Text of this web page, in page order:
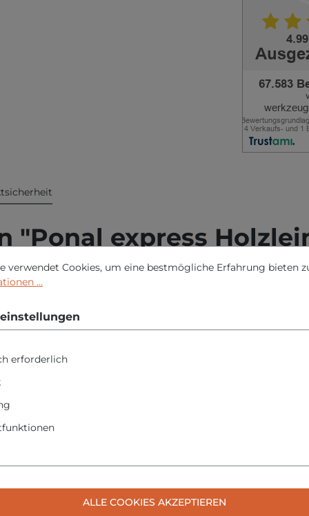
express
Weißleim
Cookies, um eine bestmögliche Erfahrung bieten zu
verwendet Cookies, um eine bestmögliche Erfahrung bieten
...
erforderlich
ALLE COOKIES AKZEPTIEREN